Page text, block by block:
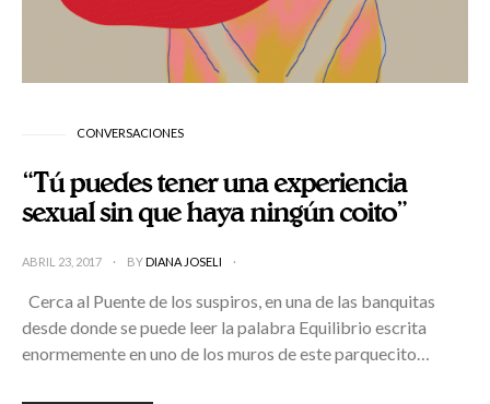
CONVERSACIONES
“Tú puedes tener una experiencia
sexual sin que haya ningún coito”
ABRIL 23, 2017 BYDIANA JOSELI
Cerca al Puente de los suspiros, en una de las banquitas
desde donde se puede leer la palabra Equilibrio escrita
enormemente en uno de los muros de este parquecito…